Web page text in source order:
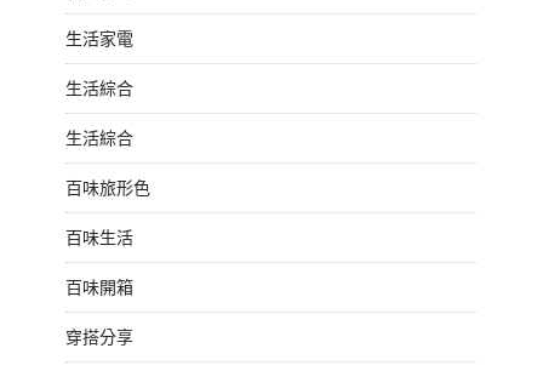
生活家電
生活綜合
生活綜合
百味旅形色
百味生活
百味開箱
穿搭分享